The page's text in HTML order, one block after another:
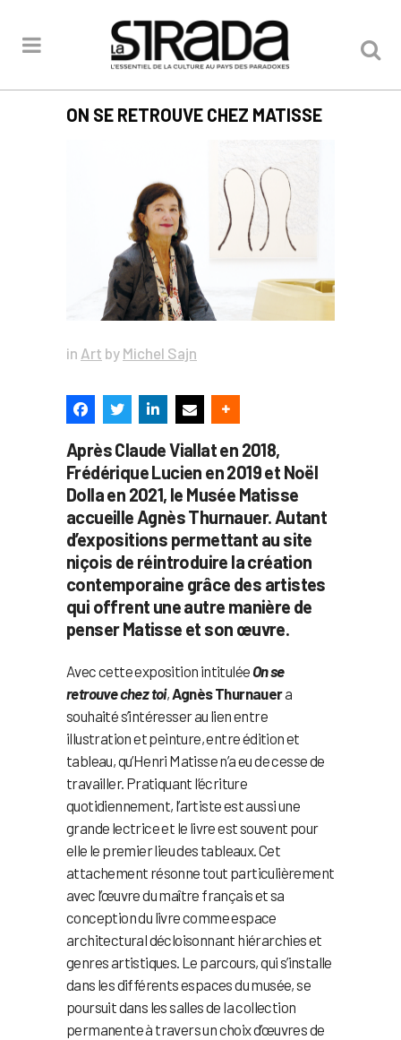
ON SE RETROUVE CHEZ MATISSE
in Art by Michel Sajn
Après Claude Viallat en 2018,
Frédérique Lucien en 2019 et Noël
Dolla en 2021, le Musée Matisse
accueille Agnès Thurnauer. Autant
d’expositions permettant au site
niçois de réintroduire la création
contemporaine grâce des artistes
qui offrent une autre manière de
penser Matisse et son œuvre.
Avec cette exposition intitulée On se
retrouve chez toi,Agnès Thurnauera
souhaité s’intéresser au lien entre
illustration et peinture, entre édition et
tableau, qu’Henri Matisse n’a eu de cesse de
travailler. Pratiquant l’écriture
quotidiennement, l’artiste est aussi une
grande lectrice et le livre est souvent pour
elle le premier lieu des tableaux. Cet
attachement résonne tout particulièrement
avec l’œuvre du maître français et sa
conception du livre comme espace
architectural décloisonnant hiérarchies et
genres artistiques. Le parcours, qui s’installe
dans les différents espaces du musée, se
poursuit dans les salles de la collection
permanente à travers un choix d’œuvres de